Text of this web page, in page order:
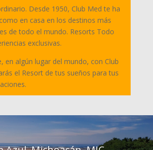
Desde 1950, Club Med te ha
en casa en los destinos más
de todo el mundo. Resorts Todo
exclusivas.
en algún lugar del mundo, con Club
el Resort de tus sueños para tus